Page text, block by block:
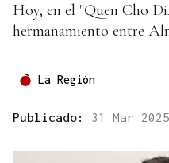
Hoy, en el "Quen Cho
hermanamiento entre
La Región
Publicado: 31 Mar